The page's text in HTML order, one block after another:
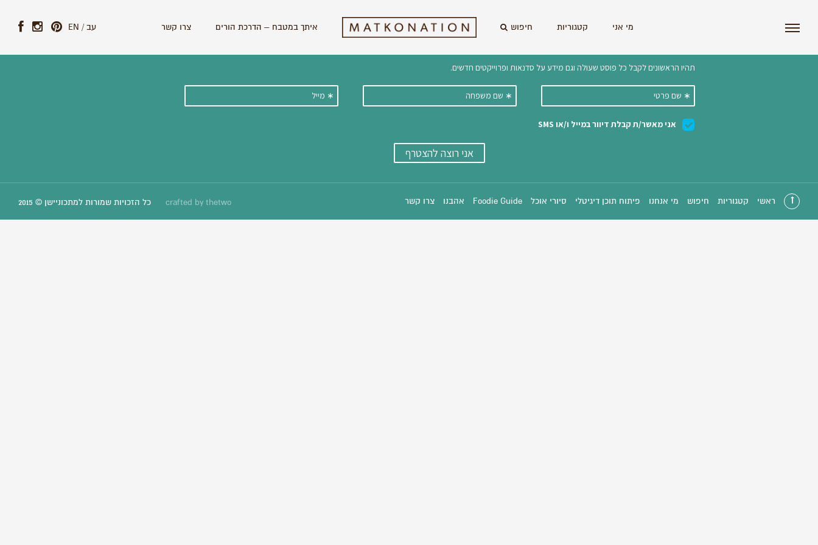
מי אני קטגוריות חיפוש איתך במטבח – הדרכת הורים צרו קשר EN / עב
הצטרפו לניוזלטר שלנו וקבלו ישירות למייל עדכונים על מתכונים וסיפורים חדשים:
ראשי קטגוריות חיפוש מי אנחנו פיתוח תוכן דיגיטלי סיורי אוכל Foodie Guide אהבנו צרו קשר crafted by thetwo כל הזכויות שמורות למתכוניישן © 2015